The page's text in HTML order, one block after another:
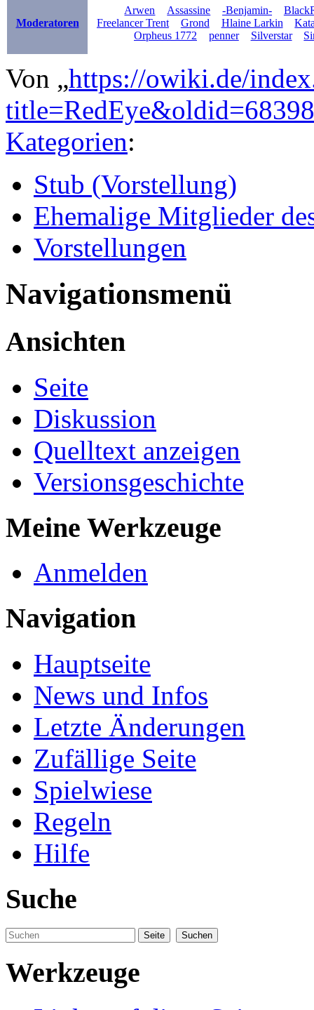
Moderatoren
Arwen Assassine -Benjamin-
Freelancer Trent
Grond Hlaine Larkin
Orpheus 1772
penner Silverstar
Von „https://owiki.de/
title=RedEye&oldid=68398
Kategorien:
Stub (Vorstellung)
Ehemalige Mitglieder
Vorstellungen
Navigationsmenü
Ansichten
Seite
Diskussion
Quelltext anzeigen
Versionsgeschichte
Meine Werkzeuge
Anmelden
Navigation
Hauptseite
News und Infos
Letzte Änderungen
Zufällige Seite
Spielwiese
Regeln
Hilfe
Suche
Werkzeuge